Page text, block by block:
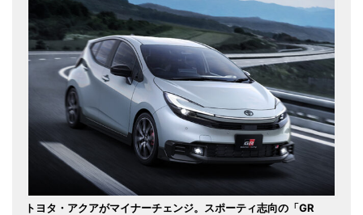
トヨタ・アクアがマイナーチェンジ。スポーティ志向の「GR